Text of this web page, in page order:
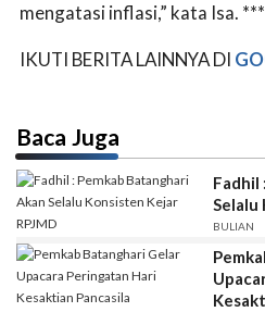
mengatasi inflasi,” kata Isa. ***
IKUTI BERITA LAINNYA DI
Baca Juga
Fadhil
Selalu
BULIAN